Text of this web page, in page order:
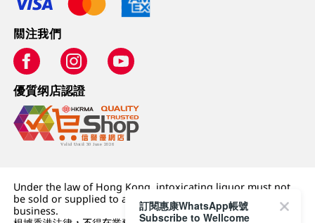
關注我們
優質纲店認證
Under the law of Hong Kong, intoxicating liquor must not
be sold or supplied to a minor (under 18) in the course of
business.
訂閱惠康WhatsApp帳號
Subscribe to Wellcome